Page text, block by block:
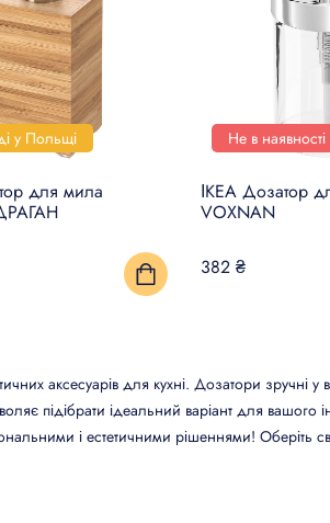
у Польщі
для мила
Не в наявності
ІКЕА Дозатор
VOXNAN
382 ₴
аксесуарів для кухні. Дозатори зручні
ідеальний варіант для вашого
і естетичними рішеннями! Оберіть